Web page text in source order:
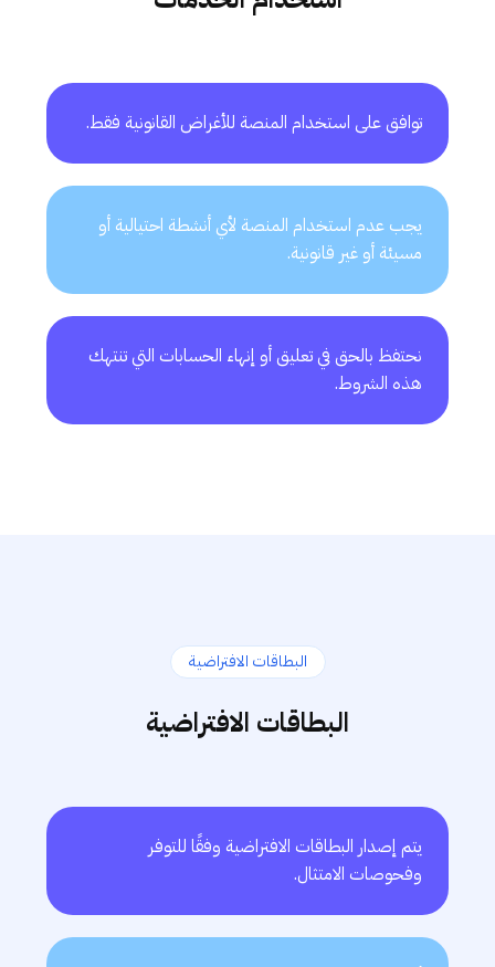
توافق على استخدام المنصة للأغراض القانونية فقط.
يجب عدم استخدام المنصة لأي أنشطة احتيالية أو
مسيئة أو غير قانونية.
نحتفظ بالحق في تعليق أو إنهاء الحسابات التي تنتهك
هذه الشروط.
البطاقات الافتراضية
البطاقات الافتراضية
يتم إصدار البطاقات الافتراضية وفقًا للتوفر
وفحوصات الامتثال.